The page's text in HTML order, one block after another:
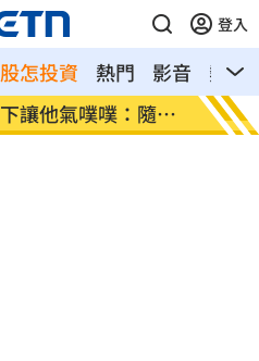
登入
怎投資 熱門 影音
熱搜
讓他氣噗噗：隨便
兄弟
勝